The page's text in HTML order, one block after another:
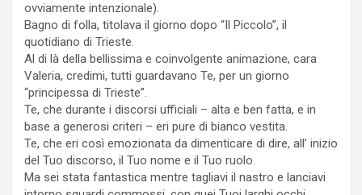
ovviamente intenzionale).
Bagno di folla, titolava il giorno dopo “Il Piccolo”, il
quotidiano di Trieste.
Al di là della bellissima e coinvolgente animazione, cara
Valeria, credimi, tutti guardavano Te, per un giorno
“principessa di Trieste”.
Te, che durante i discorsi ufficiali – alta e ben fatta, e in
base a generosi criteri – eri pure di bianco vestita.
Te, che eri così emozionata da dimenticare di dire, all’ inizio
del Tuo discorso, il Tuo nome e il Tuo ruolo.
Ma sei stata fantastica mentre tagliavi il nastro e lanciavi